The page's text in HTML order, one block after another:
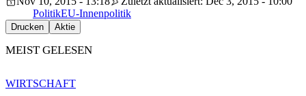
PolitikEU-Innenpolitik
Drucken Aktie
MEIST GELESEN
WIRTSCHAFT